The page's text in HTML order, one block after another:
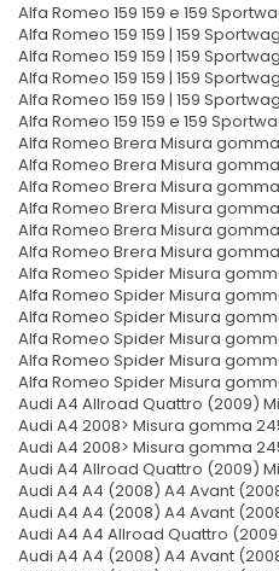
Alfa Romeo 159 159 e 159
Alfa Romeo 159 159 | 159
Alfa Romeo 159 159 | 159
Alfa Romeo 159 159 | 159
Alfa Romeo 159 159 | 159
Alfa Romeo 159 159 e 159
Alfa Romeo Brera Misura
Alfa Romeo Brera Misura
Alfa Romeo Brera Misura
Alfa Romeo Brera Misura
Alfa Romeo Brera Misura
Alfa Romeo Brera Misura
Alfa Romeo Spider Misura
Alfa Romeo Spider Misura
Alfa Romeo Spider Misura
Alfa Romeo Spider Misura
Alfa Romeo Spider Misura
Alfa Romeo Spider Misura
Audi A4 Allroad Quattro (2009)
Audi A4 2008> Misura gomma
Audi A4 2008> Misura gomma
Audi A4 Allroad Quattro (2009)
Audi A4 A4 (2008) A4 Avant
Audi A4 A4 (2008) A4 Avant
Audi A4 A4 Allroad Quattro
Audi A4 A4 (2008) A4 Avant